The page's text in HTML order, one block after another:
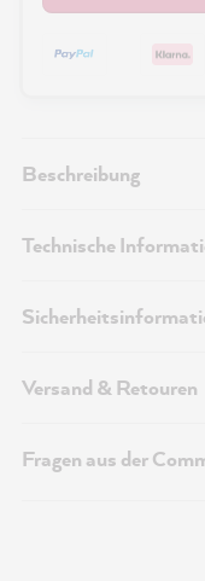
Beschreibung
Technische
Versand & Retouren
Fragen aus der